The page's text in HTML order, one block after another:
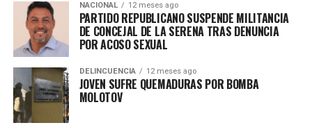
NACIONAL 12 meses ago
PARTIDO REPUBLICANO SUSPENDE MILITANCIA
DE CONCEJAL DE LA SERENA TRAS DENUNCIA
POR ACOSO SEXUAL
DELINCUENCIA 12 meses ago
JOVEN SUFRE QUEMADURAS POR BOMBA
MOLOTOV